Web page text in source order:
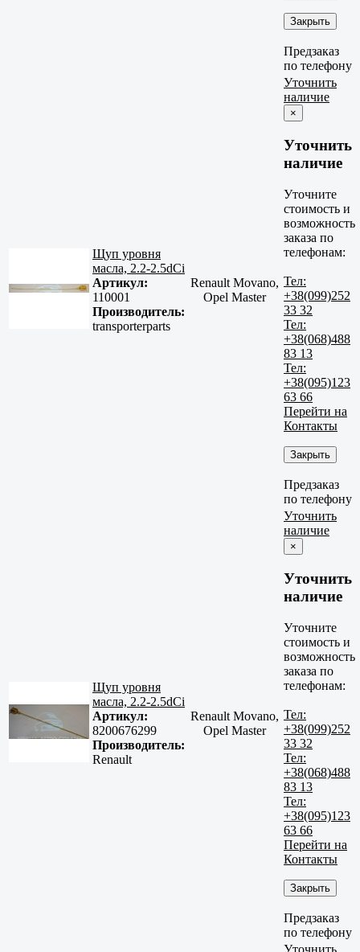
Закрыть
Предзаказ
по телефону
Щуп уровня
масла, 2.2-2.5dСi
Артикул:
110001
Производитель:
transporterparts
Renault Movano,
Opel Master
Уточнить
наличие
×
Уточнить
наличие
Уточните
стоимость и
возможность
заказа по
телефонам:
Тел:
+38(099)252
33 32
Тел:
+38(068)488
83 13
Тел:
+38(095)123
63 66
Перейти на
Контакты
Закрыть
Предзаказ
по телефону
Щуп уровня
масла, 2.2-2.5dСi
Артикул:
8200676299
Производитель:
Renault
Renault Movano,
Opel Master
Уточнить
наличие
×
Уточнить
наличие
Уточните
стоимость и
возможность
заказа по
телефонам:
Тел:
+38(099)252
33 32
Тел:
+38(068)488
83 13
Тел:
+38(095)123
63 66
Перейти на
Контакты
Закрыть
Предзаказ
по телефону